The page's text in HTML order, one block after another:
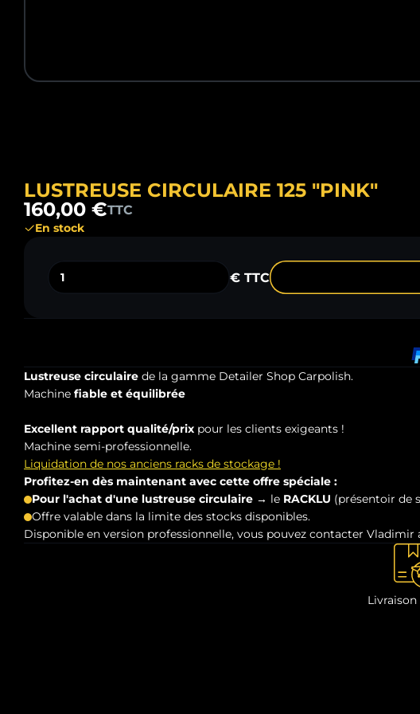
LUSTREUSE CIRCULAIRE 125 "PINK"
160,00 €TTC
En stock
€ TTC
Lustreuse circulaire de la gamme Detailer Shop Carpolish.
Machine fiable et équilibrée
Excellent rapport qualité/prix pour les clients exigeants !
Machine semi-professionnelle.
Liquidation de nos anciens racks de stockage !
Profitez-en dès maintenant avec cette offre spéciale :
Pour l'achat d'une lustreuse circulaire → le RACKLU (présentoir de
Offre valable dans la limite des stocks disponibles.
Disponible en version professionnelle, vous pouvez contacter Vladimir
Livraison